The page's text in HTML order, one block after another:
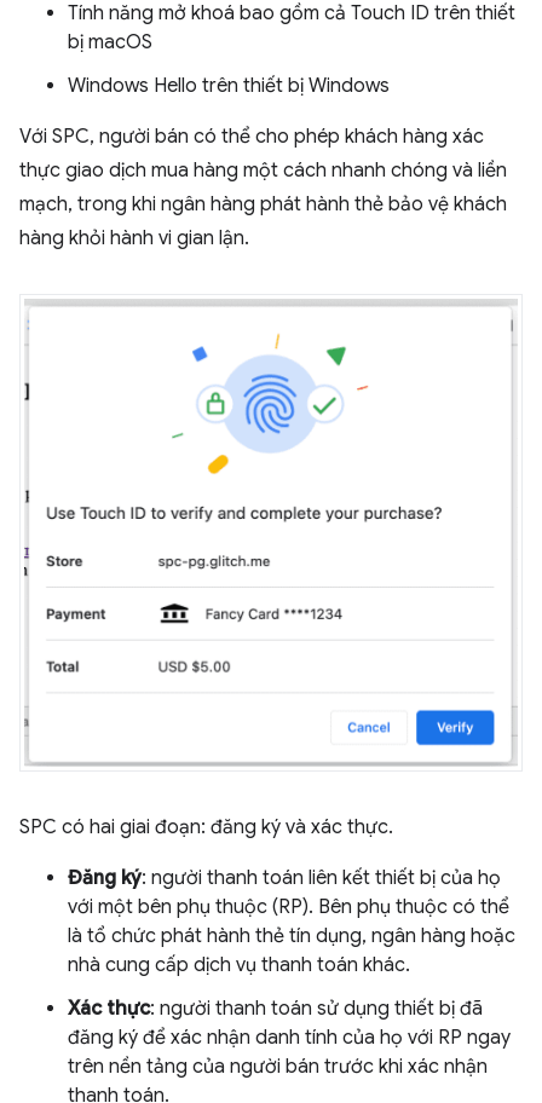
Tính năng mở khoá bao gồm cả Touch ID trên thiết
bị macOS
Windows Hello trên thiết bị Windows
Với SPC, người bán có thể cho phép khách hàng xác
thực giao dịch mua hàng một cách nhanh chóng và liền
mạch, trong khi ngân hàng phát hành thẻ bảo vệ khách
hàng khỏi hành vi gian lận.
SPC có hai giai đoạn: đăng ký và xác thực.
Đăng ký: người thanh toán liên kết thiết bị của họ
với một bên phụ thuộc (RP). Bên phụ thuộc có thể
là tổ chức phát hành thẻ tín dụng, ngân hàng hoặc
nhà cung cấp dịch vụ thanh toán khác.
Xác thực: người thanh toán sử dụng thiết bị đã
đăng ký để xác nhận danh tính của họ với RP ngay
trên nền tảng của người bán trước khi xác nhận
thanh toán.